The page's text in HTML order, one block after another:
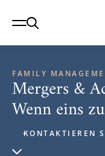
FAMILY
Mergers &
Wenn eins
KONTAKTIEREN